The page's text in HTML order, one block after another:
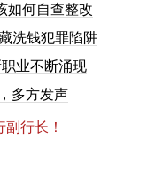
如何自查整改
洗钱犯罪陷阱
业不断涌现
， 多方发声
副 行长 ！